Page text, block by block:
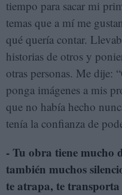
tiempo para sacar mi
temas que a mí me
qué quería contar.
historias de otros y
otras personas. Me dije:
ponga imágenes a mis
que no había hecho
tenía la confianza de
- Tu obra tiene mucho
también muchos
te atrapa, te